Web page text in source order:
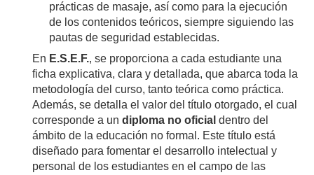
prácticas de masaje, así como para la ejecución
de los contenidos teóricos, siempre siguiendo las
pautas de seguridad establecidas.
En E.S.E.F., se proporciona a cada estudiante una
ficha explicativa, clara y detallada, que abarca toda la
metodología del curso, tanto teórica como práctica.
Además, se detalla el valor del título otorgado, el cual
corresponde a un diploma no oficial dentro del
ámbito de la educación no formal. Este título está
diseñado para fomentar el desarrollo intelectual y
personal de los estudiantes en el campo de las